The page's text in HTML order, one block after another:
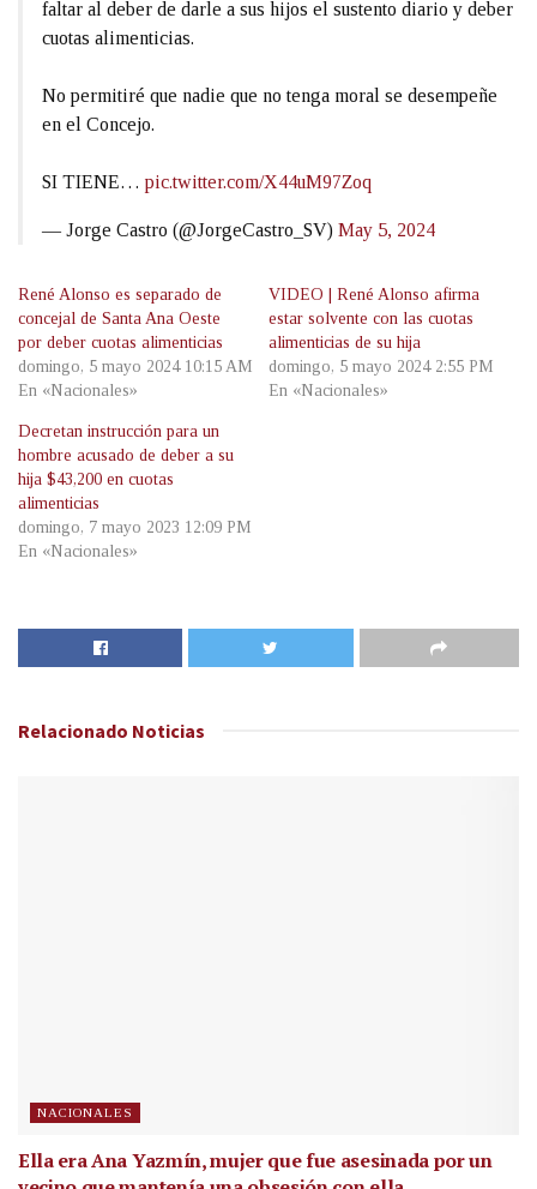
faltar al deber de darle a sus hijos el sustento diario y deber
cuotas alimenticias.
No permitiré que nadie que no tenga moral se desempeñe
en el Concejo.
SI TIENE… pic.twitter.com/X44uM97Zoq
— Jorge Castro (@JorgeCastro_SV) May 5, 2024
René Alonso es separado de
concejal de Santa Ana Oeste
por deber cuotas alimenticias
domingo, 5 mayo 2024 10:15 AM
En «Nacionales»
VIDEO | René Alonso afirma
estar solvente con las cuotas
alimenticias de su hija
domingo, 5 mayo 2024 2:55 PM
En «Nacionales»
Decretan instrucción para un
hombre acusado de deber a su
hija $43,200 en cuotas
alimenticias
domingo, 7 mayo 2023 12:09 PM
En «Nacionales»
Relacionado Noticias
NACIONALES
Ella era Ana Yazmín, mujer que fue asesinada por un